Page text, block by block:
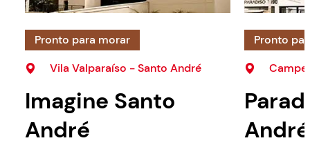
Pronto para morar
Vila Valparaíso - Santo André
Imagine Santo
André
Pronto
André